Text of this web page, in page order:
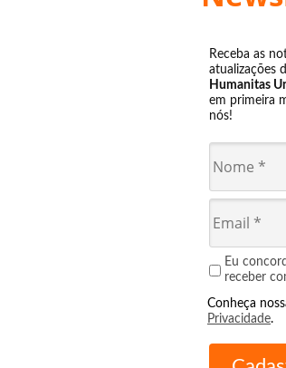
Receba as
atualizações
Humanitas
em primeira
nós!
Eu
receber
Conheça
Privacidade.